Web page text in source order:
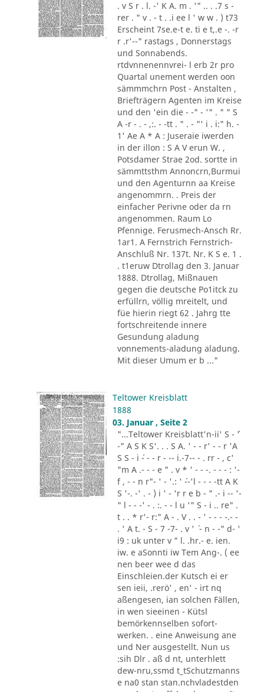
. v S r . l. -' K A. m . '" .. . .7 s -
rer . " v . - t . .i ee l ' w w . ) t73
Erscheint 7se.e-t e. ti e t,.e -. -r
r .r'--" rastags , Donnerstags
und Sonnabends.
rtdvnnenennvrei- l erb 2r pro
Quartal unement werden oon
sämmmchrn Post - Anstalten ,
Briefträgern Agenten im Kreise
und den 'ein die - -" - '" . " " S
A -r - . - ,:. - -tt . " . - "' i . i:" h. -
1' Ae A * A : Juseraie iwerden
in der illon : S A V erun W. ,
Potsdamer Strae 2od. sortte in
sämmttsthm Annoncrn,Burmui
und den Agenturnn aa Kreise
angenommrn. . Preis der
einfacher Perivne oder da rn
angenommen. Raum Lo
Pfennige. Ferusmech-Ansch Rr.
1ar1. A Fernstrich Fernstrich-
Anschluß Nr. 137t. Nr. K S e. 1 .
. t1eruw Dtrollag den 3. Januar
1888. Dtrollag, Mißnauen
gegen die deutsche Po1itck zu
erfüllrn, völlig mreitelt, und
füe hierin riegt 62 . Jahrg tte
fortschreitende innere
Gesundung aladung
vonnements-aladung aladung.
Mit dieser Umum er b ..."
Teltower Kreisblatt
1888
03. Januar , Seite 2
"...Teltower Kreisblatt'n-ii' S - ´'
-" A S K S'. . . S A. ' - - r' - - r 'A
S S - i ´- - - r - -- i.-7-- - . rr - , c'
"m A .- - - e " . v * ' - - -. - - - : '-
f , - - n r"- ' - '.: ' ´--'l - - - -tt A K
S '-. -' . - ) i ' - 'r r e b - " .- i -- '-
" l - - -' - . :. - - l u '" S - i .. re" .
t . . * r'- r:" A - . V . . - ' - - - -.- -
. ' A t. - S - 7 -7- . v ' ´ - n - -" d- '
i9 : uk unter v " l. .hr.- e. ien.
iw. e aSonnti iw Tem Ang-. ( ee
nen beer wee d das
Einschleien.der Kutsch ei er
sen ieii, .rerö' , en' - irt nq
aßengesen, ian solchen Fällen,
in wen sieeinen - Kütsl
bemörkennselben sofort-
werken. . eine Anweisung ane
und Ner ausgestellt. Nun us
:sih Dlr . aß d nt, unterhlett
dew-nru,ssmd t_tSchutzmanns
e na0 stan stan.nchvladestden